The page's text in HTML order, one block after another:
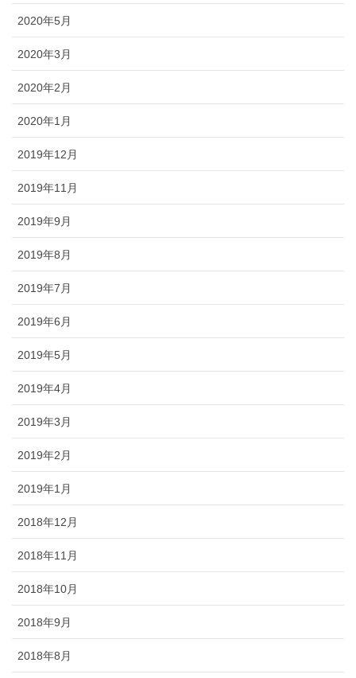
2020年5月
2020年3月
2020年2月
2020年1月
2019年12月
2019年11月
2019年9月
2019年8月
2019年7月
2019年6月
2019年5月
2019年4月
2019年3月
2019年2月
2019年1月
2018年12月
2018年11月
2018年10月
2018年9月
2018年8月